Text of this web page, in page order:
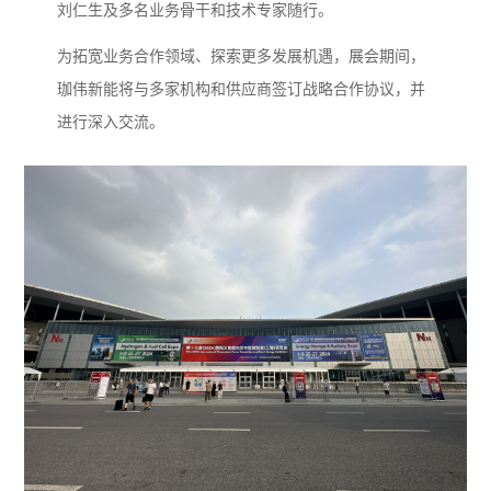
刘仁生及多名业务骨干和技术专家随行。
为拓宽业务合作领域、探索更多发展机遇，展会期间，
珈伟新能将与多家机构和供应商签订战略合作协议，并
进行深入交流。